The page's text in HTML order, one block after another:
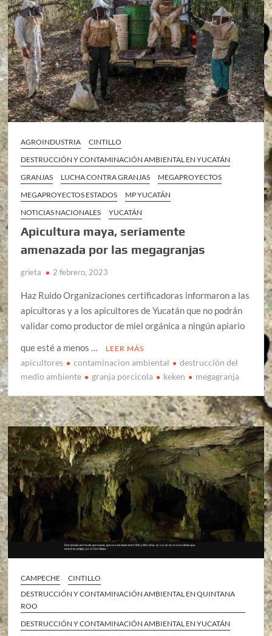
AGROINDUSTRIA
CINTILLO
DESTRUCCIÓN Y CONTAMINACIÓN AMBIENTAL EN YUCATÁN
GRANJAS
LUCHA CONTRA GRANJAS
MEGAPROYECTOS
MEGAPROYECTOS ESTADOS
MP YUCATÁN
NOTICIAS NACIONALES
YUCATÁN
Apicultura maya, seriamente
amenazada por las megagranjas
grieta 2 febrero, 2023
Haz Ruido Organizaciones certificadoras informaron a las
apicultoras y a los apicultores de Yucatán que no podrán
validar como productor de miel orgánica a ningún apiario
que esté a menos …
LEER MÁS
apicultores contaminacion ambiental
destrucción del
medio ambiente
granja porcicola keken megagranja
CAMPECHE
CINTILLO
DESTRUCCIÓN Y CONTAMINACIÓN AMBIENTAL EN QUINTANA
ROO
DESTRUCCIÓN Y CONTAMINACIÓN AMBIENTAL EN YUCATÁN